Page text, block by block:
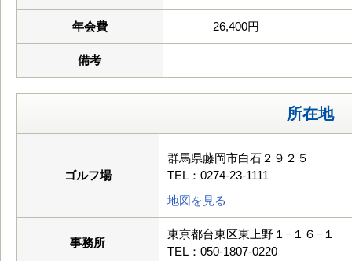
年会費 26,400円
備考
所在地
ゴルフ場
群馬県藤岡市白石２９２５
TEL：0274-23-1111
地図を見る
事務所
東京都台東区東上野１−１６−１
TEL：050-1807-0220